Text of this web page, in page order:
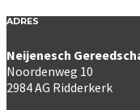
ADRES
Neijenesch
Noordenweg 10
2984 AG Ridderkerk